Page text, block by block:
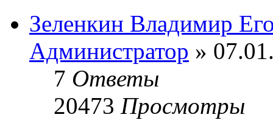
Зеленкин Владимир
Администратор »
7 Ответы
20473 Просмотры